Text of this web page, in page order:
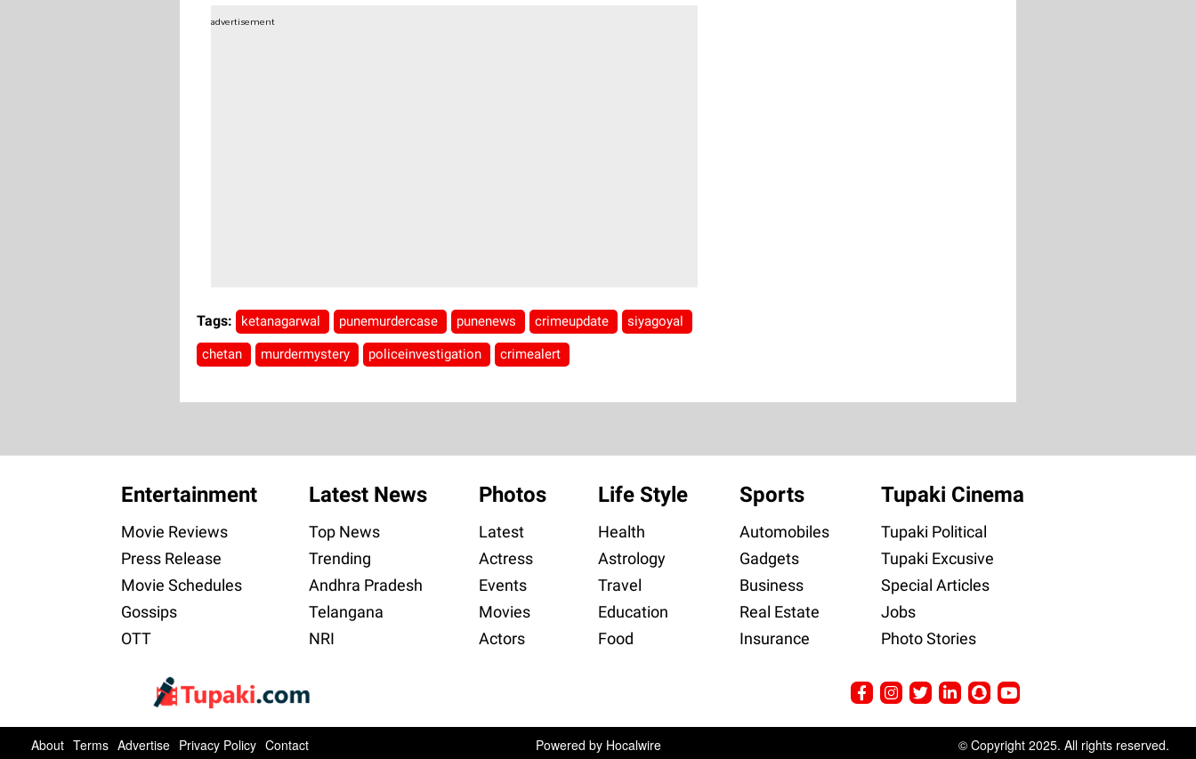
advertisement
Tags: ketanagarwal punemurdercase punenews crimeupdate siyagoyal
chetan murdermystery policeinvestigation crimealert
Entertainment
Movie Reviews
Press Release
Movie Schedules
Gossips
OTT
Latest News
Top News
Trending
Andhra Pradesh
Telangana
NRI
Photos
Latest
Actress
Events
Movies
Actors
Life Style
Health
Astrology
Travel
Education
Food
Sports
Automobiles
Gadgets
Business
Real Estate
Insurance
Tupaki Cinema
Tupaki Political
Tupaki Excusive
Special Articles
Jobs
Photo Stories
About Terms Advertise Privacy Policy Contact Powered by Hocalwire © Copyright 2025. All rights reserved.